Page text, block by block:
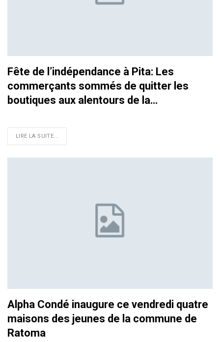
Fête de l’indépendance à Pita: Les
commerçants sommés de quitter les
boutiques aux alentours de la…
LIRE LA SUITE...
Alpha Condé inaugure ce vendredi quatre
maisons des jeunes de la commune de
Ratoma